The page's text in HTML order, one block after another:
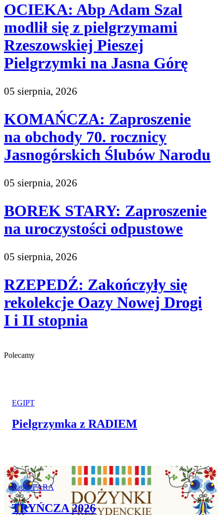
OCIEKA: Abp Adam Szal
modlił się z pielgrzymami
Rzeszowskiej Pieszej
Pielgrzymki na Jasna Górę
05 sierpnia, 2026
KOMAŃCZA: Zaproszenie
na obchody 70. rocznicy
Jasnogórskich Ślubów Narodu
05 sierpnia, 2026
BOREK STARY: Zaproszenie
na uroczystości odpustowe
05 sierpnia, 2026
RZEPEDŹ: Zakończyły się
rekolekcje Oazy Nowej Drogi
I i II stopnia
Polecamy
EGIPT
Pielgrzymka z RADIEM
Radio FARA
TRYŃCZA 2026